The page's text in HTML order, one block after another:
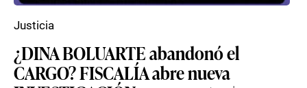
¿DINA BOLUARTE abandonó el
CARGO? FISCALÍA abre nueva
Justicia